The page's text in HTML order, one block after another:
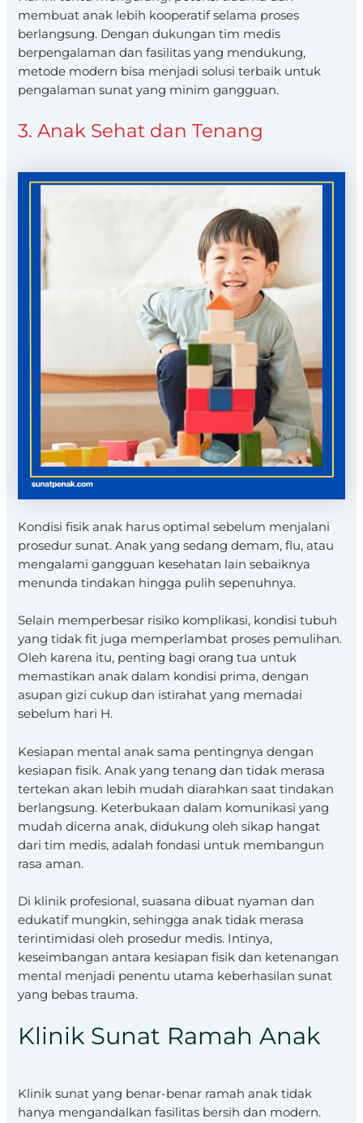
membuat anak lebih kooperatif selama proses
berlangsung. Dengan dukungan tim medis
berpengalaman dan fasilitas yang mendukung,
metode modern bisa menjadi solusi terbaik untuk
pengalaman sunat yang minim gangguan.
3. Anak Sehat dan Tenang
Kondisi fisik anak harus optimal sebelum menjalani
prosedur sunat. Anak yang sedang demam, flu, atau
mengalami gangguan kesehatan lain sebaiknya
menunda tindakan hingga pulih sepenuhnya.
Selain memperbesar risiko komplikasi, kondisi tubuh
yang tidak fit juga memperlambat proses pemulihan.
Oleh karena itu, penting bagi orang tua untuk
memastikan anak dalam kondisi prima, dengan
asupan gizi cukup dan istirahat yang memadai
sebelum hari H.
Kesiapan mental anak sama pentingnya dengan
kesiapan fisik. Anak yang tenang dan tidak merasa
tertekan akan lebih mudah diarahkan saat tindakan
berlangsung. Keterbukaan dalam komunikasi yang
mudah dicerna anak, didukung oleh sikap hangat
dari tim medis, adalah fondasi untuk membangun
rasa aman.
Di klinik profesional, suasana dibuat nyaman dan
edukatif mungkin, sehingga anak tidak merasa
terintimidasi oleh prosedur medis. Intinya,
keseimbangan antara kesiapan fisik dan ketenangan
mental menjadi penentu utama keberhasilan sunat
yang bebas trauma.
Klinik Sunat Ramah Anak
Klinik sunat yang benar-benar ramah anak tidak
hanya mengandalkan fasilitas bersih dan modern.